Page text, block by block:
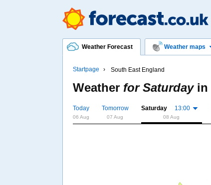
Weather Forecast Weather maps
Startpage South East England
Weather for Saturdayin
Today
06 Aug
Tomorrow
07 Aug
Saturday 13:00
08 Aug